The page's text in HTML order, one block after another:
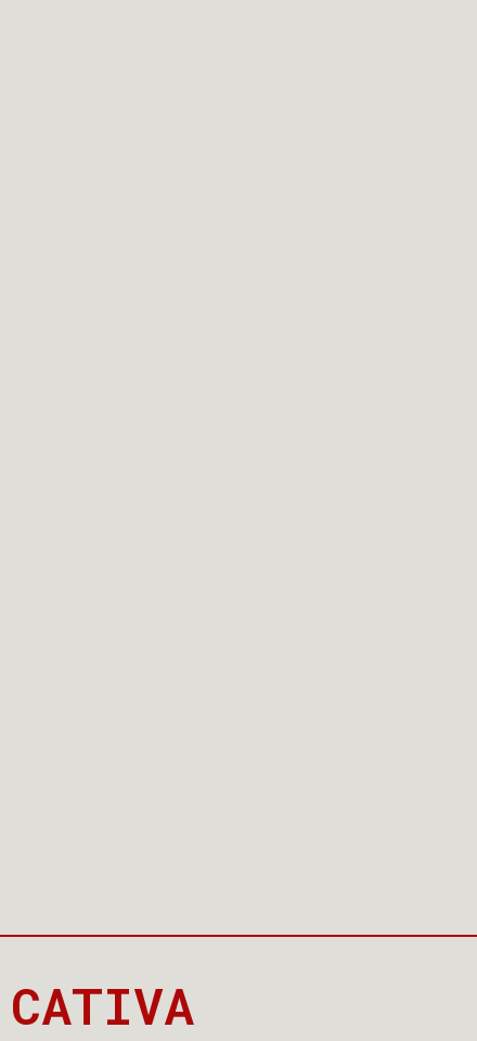
CATIVA